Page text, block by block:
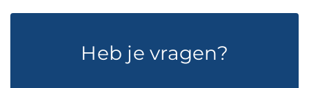
Heb je vragen?